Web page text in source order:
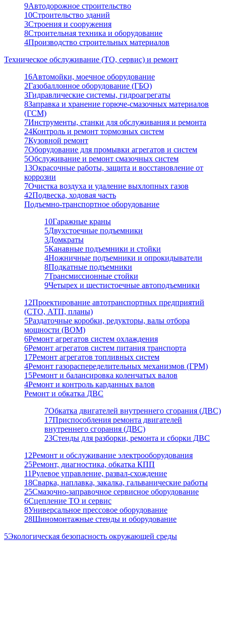
9Автодорожное строительство
10Строительство зданий
3Строения и сооружения
8Строительная техника и оборудование
4Производство строительных материалов
Техническое обслуживание (ТО, сервис) и ремонт
16Автомойки, моечное оборудование
2Газобаллонное оборудование (ГБО)
3Гидравлические системы, гидроагрегаты
8Заправка и хранение горюче-смазочных материалов
(ГСМ)
7Инструменты, станки для обслуживания и ремонта
24Контроль и ремонт тормозных систем
7Кузовной ремонт
7Оборудование для промывки агрегатов и систем
5Обслуживание и ремонт смазочных систем
13Окрасочные работы, защита и восстановление от
коррозии
7Очистка воздуха и удаление выхлопных газов
42Подвеска, ходовая часть
Подъемно-транспортное оборудование
10Гаражные краны
5Двухстоечные подъемники
3Домкраты
5Канавные подъемники и стойки
4Ножничные подъемники и опрокидыватели
8Подкатные подъемники
7Трансмиссионные стойки
9Четырех и шестистоечные автоподъемники
12Проектирование автотранспортных предприятий
(СТО, АТП, планы)
5Раздаточные коробки, редукторы, валы отбора
мощности (ВОМ)
6Ремонт агрегатов систем охлаждения
6Ремонт агрегатов систем питания транспорта
17Ремонт агрегатов топливных систем
4Ремонт газораспеределительных механизмов (ГРМ)
15Ремонт и балансировка коленчатых валов
4Ремонт и контроль карданных валов
Ремонт и обкатка ДВС
7Обкатка двигателей внутреннего сгорания (ДВС)
17Приспособления ремонта двигателей
внутреннего сгорания (ДВС)
23Стенды для разборки, ремонта и сборки ДВС
12Ремонт и обслуживание электрооборудования
25Ремонт, диагностика, обкатка КПП
11Рулевое управление, развал-схождение
18Сварка, наплавка, закалка, гальванические работы
25Смазочно-заправочное сервисное оборудование
6Сцепление ТО и сервис
8Универсальное прессовое оборудование
28Шиномонтажные стенды и оборудование
5Экологическая безопасность окружающей среды